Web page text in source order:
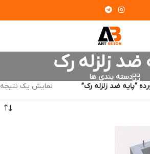
ضد زلزله رک
دسته بندی ها
“پایه ضد زلزله رک” نمایش یک نتیجه